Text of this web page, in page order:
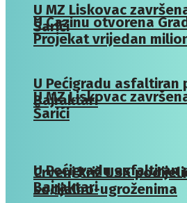
U MZ Liskovac
Šarići
U Pećigradu asfaltiran
Bajraktari
Crveni križ USK
socijalno-ugroženima
U Cazinu otvorena
Projekat vrijedan
U MZ Liskovac
Šarići
U Pećigradu asfaltiran
Bajraktari